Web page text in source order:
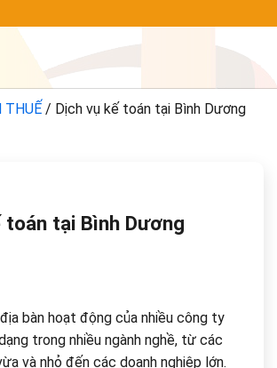
THUẾ / Dịch vụ kế toán tại Bình Dương
toán tại Bình Dương
bàn hoạt động của nhiều công ty
trong nhiều ngành nghề, từ các
và nhỏ đến các doanh nghiệp lớn.